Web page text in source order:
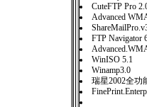
CuteFTP Pro
Advanced
FTP Navigator
WinISO 5.1
Winamp3.0
瑞星2002全功